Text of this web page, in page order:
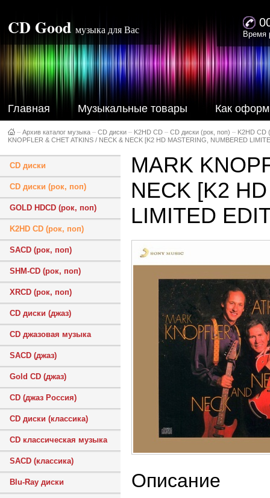
CD Good музыка для Вас Время
Главная Музыкальные товары Как
– Архив каталог музыка – CD диски – K2HD CD – CD диски (рок, поп) – K2HD CD
KNOPFLER & CHET ATKINS / NECK & NECK [K2 HD MASTERING, NUMBERED
CD диски
CD диски (рок, поп)
GOLD HDCD (рок, поп)
K2HD CD (рок, поп)
SACD (рок, поп)
SHM-CD (рок, поп)
XRCD (рок, поп)
CD диски (джаз)
CD джазовая музыка
SACD (джаз)
Gold CD (джаз)
CD (джаз Россия)
CD диски (классика)
CD классическая музыка
SACD (классика)
Blu-Ray диски
MARK
NECK [K2
LIMITED
Описание